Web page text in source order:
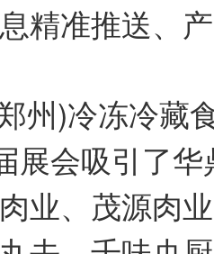
精准推送、
州)冷冻冷藏
展会吸引了
业、茂源肉